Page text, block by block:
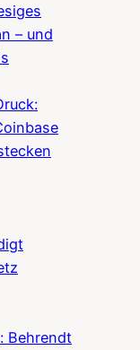
– und
Behrendt